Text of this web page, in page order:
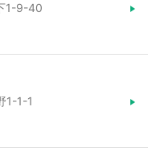
1-9-40
1-1-1